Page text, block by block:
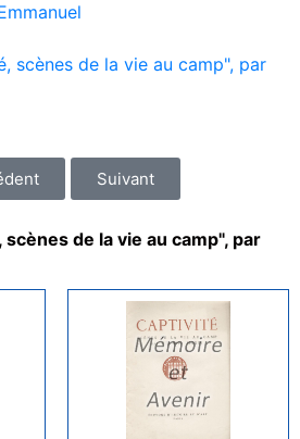
scènes de la vie au camp", par
Suivant
de la vie au camp", par